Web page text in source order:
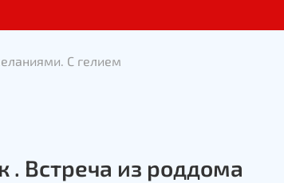
С гелием
. Встреча из роддома